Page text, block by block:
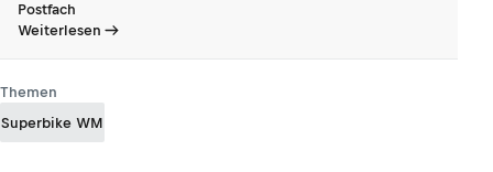
Postfach
Weiterlesen
Themen
Superbike WM